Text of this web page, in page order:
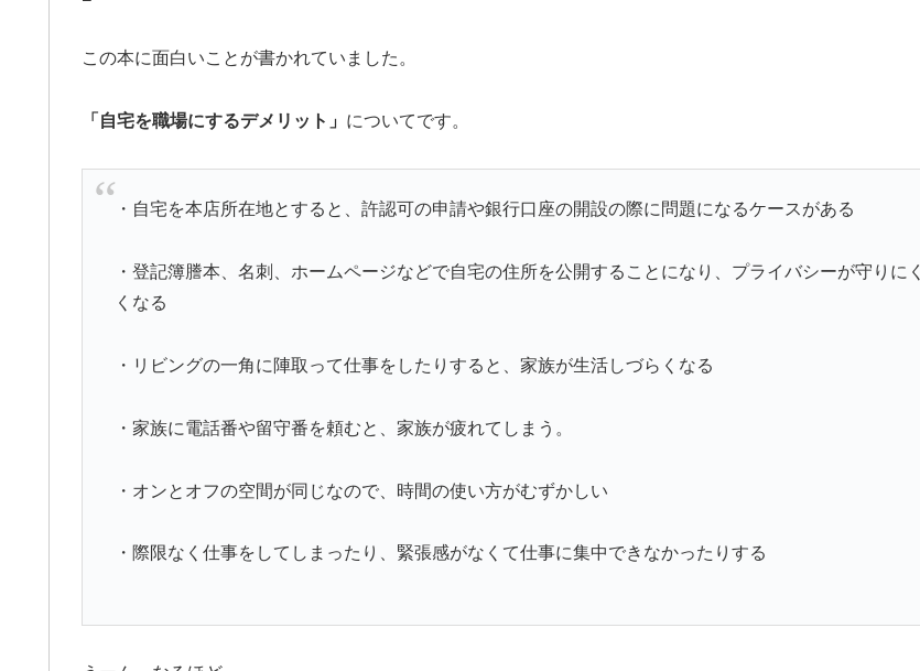
この本に面白いことが書かれていました。
「自宅を職場にするデメリット」 についてです。
・自宅を本店所在地とすると、許認可の申請や銀行口座の開設の際に問題になるケースがある
・登記簿謄本、名刺、ホームページなどで自宅の住所を公開することになり、プライバシーが守りにく
くなる
・リビングの一角に陣取って仕事をしたりすると、家族が生活しづらくなる
・家族に電話番や留守番を頼むと、家族が疲れてしまう。
・オンとオフの空間が同じなので、時間の使い方がむずかしい
・際限なく仕事をしてしまったり、緊張感がなくて仕事に集中できなかったりする